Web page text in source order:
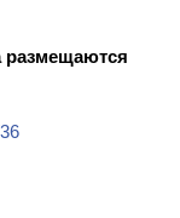
размещаются